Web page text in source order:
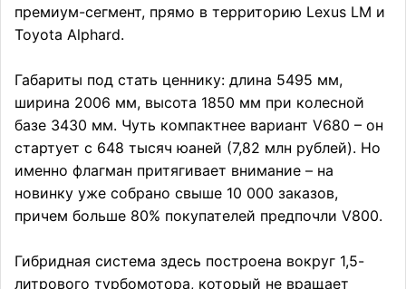
премиум-сегмент, прямо в территорию Lexus LM и
Toyota Alphard.
Габариты под стать ценнику: длина 5495 мм,
ширина 2006 мм, высота 1850 мм при колесной
базе 3430 мм. Чуть компактнее вариант V680 – он
стартует с 648 тысяч юаней (7,82 млн рублей). Но
именно флагман притягивает внимание – на
новинку уже собрано свыше 10 000 заказов,
причем больше 80% покупателей предпочли V800.
Гибридная система здесь построена вокруг 1,5-
литрового турбомотора, который не вращает